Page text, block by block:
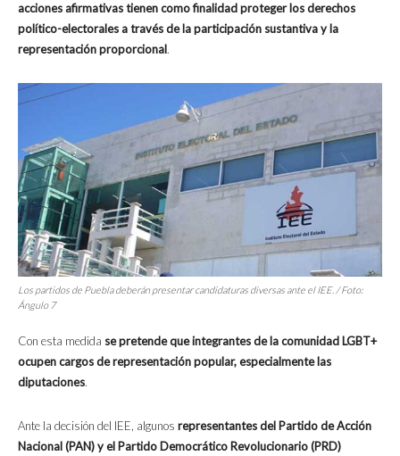
acciones afirmativas tienen como finalidad proteger los derechos
político-electorales a través de la participación sustantiva y la
representación proporcional.
Los partidos de Puebla deberán presentar candidaturas diversas ante el IEE. / Foto:
Ángulo 7
Con esta medida se pretende que integrantes de la comunidad LGBT+
ocupen cargos de representación popular, especialmente las
diputaciones.
Ante la decisión del IEE, algunos representantes del Partido de Acción
Nacional (PAN) y el Partido Democrático Revolucionario (PRD)